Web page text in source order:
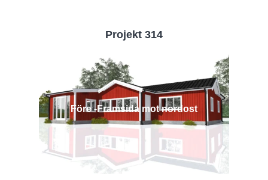
Projekt 314
Före -Framsida mot nordost